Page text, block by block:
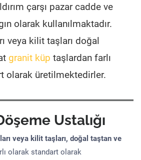
çarşı pazar cadde ve
olarak kullanılmaktadır.
veya kilit taşları doğal
granit küp taşlardan farlı
olarak üretilmektedirler.
Ustalığı
veya kilit taşları, doğal taştan ve
olarak standart olarak